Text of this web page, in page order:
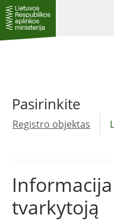
Pasirinkite
Registro objektas
tvarkytoją